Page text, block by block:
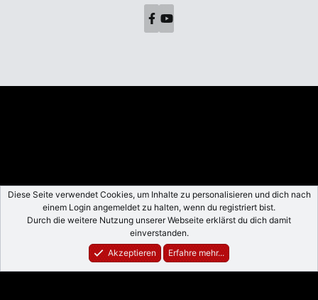
Aktuelles Anmelden Registrieren
Diese Seite verwendet Cookies, um Inhalte zu personalisieren und dich nach
einem Login angemeldet zu halten, wenn du registriert bist.
Durch die weitere Nutzung unserer Webseite erklärst du dich damit
einverstanden.
Akzeptieren
Erfahre mehr...